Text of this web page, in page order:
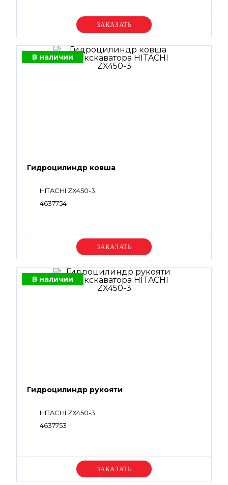
Уточняйте цену
В наличии
Гидроцилиндр ковша
HITACHI ZX450-3
4637754
Уточняйте цену
В наличии
Гидроцилиндр рукояти
HITACHI ZX450-3
4637753
Уточняйте цену